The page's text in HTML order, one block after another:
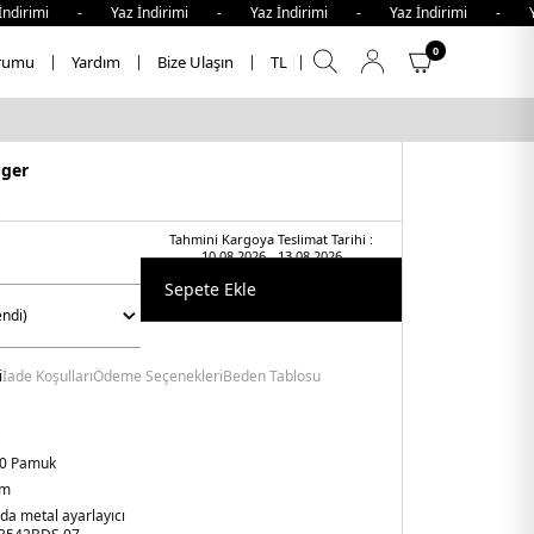
- Yaz İndirimi - Yaz İndirimi - Yaz
Yardım Bize Ulaşın TL
0
Tahmini Kargoya Teslimat Tarihi :
10.08.2026 - 13.08.2026
Sepete Ekle
İade KoşullarıÖdeme SeçenekleriBeden Tablosu
Pamuk
metal ayarlayıcı